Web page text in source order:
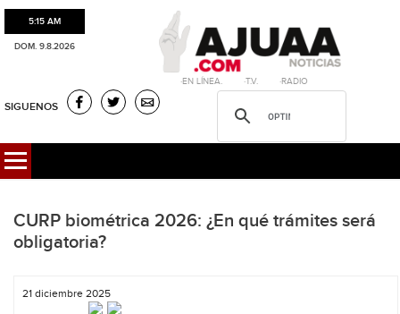
5:15 AM
DOM. 9.8.2026
·EN LÍNEA. ·T.V. ·RADIO
SIGUENOS
CURP biométrica 2026: ¿En qué trámites será
obligatoria?
21 diciembre 2025